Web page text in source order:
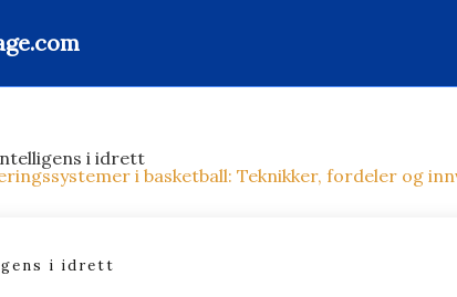
i idrett
i basketball: Teknikker, fordeler og
i idrett